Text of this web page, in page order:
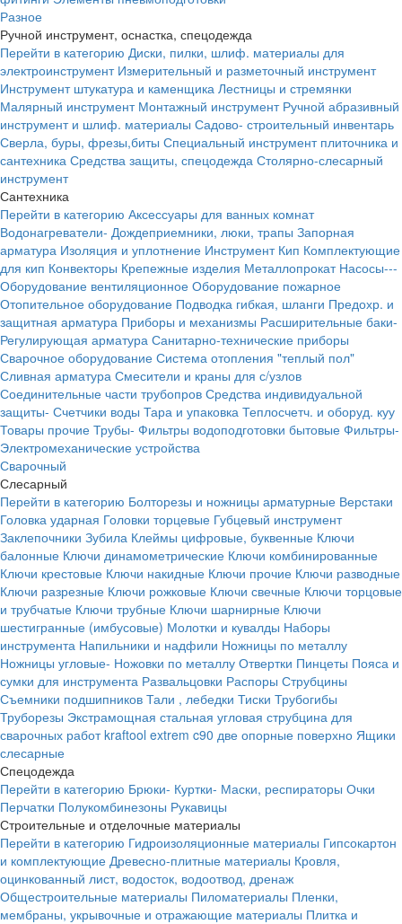
Разное
Ручной инструмент, оснастка, спецодежда
Перейти в категорию Диски, пилки, шлиф. материалы для
электроинструмент Измерительный и разметочный инструмент
Инструмент штукатура и каменщика Лестницы и стремянки
Малярный инструмент Монтажный инструмент Ручной абразивный
инструмент и шлиф. материалы Садово- строительный инвентарь
Сверла, буры, фрезы,биты Специальный инструмент плиточника и
сантехника Средства защиты, спецодежда Столярно-слесарный
инструмент
Сантехника
Перейти в категорию Аксессуары для ванных комнат
Водонагреватели- Дождеприемники, люки, трапы Запорная
арматура Изоляция и уплотнение Инструмент Кип Комплектующие
для кип Конвекторы Крепежные изделия Металлопрокат Насосы---
Оборудование вентиляционное Оборудование пожарное
Отопительное оборудование Подводка гибкая, шланги Предохр. и
защитная арматура Приборы и механизмы Расширительные баки-
Регулирующая арматура Санитарно-технические приборы
Сварочное оборудование Система отопления "теплый пол"
Сливная арматура Смесители и краны для с/узлов
Соединительные части трубопров Средства индивидуальной
защиты- Счетчики воды Тара и упаковка Теплосчетч. и оборуд. куу
Товары прочие Трубы- Фильтры водоподготовки бытовые Фильтры-
Электромеханические устройства
Сварочный
Слесарный
Перейти в категорию Болторезы и ножницы арматурные Верстаки
Головка ударная Головки торцевые Губцевый инструмент
Заклепочники Зубила Клеймы цифровые, буквенные Ключи
балонные Ключи динамометрические Ключи комбинированные
Ключи крестовые Ключи накидные Ключи прочие Ключи разводные
Ключи разрезные Ключи рожковые Ключи свечные Ключи торцовые
и трубчатые Ключи трубные Ключи шарнирные Ключи
шестигранные (имбусовые) Молотки и кувалды Наборы
инструмента Напильники и надфили Ножницы по металлу
Ножницы угловые- Ножовки по металлу Отвертки Пинцеты Пояса и
сумки для инструмента Развальцовки Распоры Струбцины
Съемники подшипников Тали , лебедки Тиски Трубогибы
Труборезы Экстрамощная стальная угловая струбцина для
сварочных работ kraftool extrem c90 две опорные поверхно Ящики
слесарные
Спецодежда
Перейти в категорию Брюки- Куртки- Маски, респираторы Очки
Перчатки Полукомбинезоны Рукавицы
Строительные и отделочные материалы
Перейти в категорию Гидроизоляционные материалы Гипсокартон
и комплектующие Древесно-плитные материалы Кровля,
оцинкованный лист, водосток, водоотвод, дренаж
Общестроительные материалы Пиломатериалы Пленки,
мембраны, укрывочные и отражающие материалы Плитка и